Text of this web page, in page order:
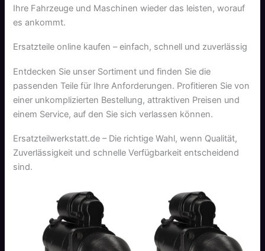
Ihre Fahrzeuge und Maschinen wieder das leisten, worauf
es ankommt.
Ersatzteile online kaufen – einfach, schnell und zuverlässig
Entdecken Sie unser Sortiment und finden Sie die
passenden Teile für Ihre Anforderungen. Profitieren Sie von
einer unkomplizierten Bestellung, attraktiven Preisen und
einem Service, auf den Sie sich verlassen können.
Ersatzteilwerkstatt.de – Die richtige Wahl, wenn Qualität,
Zuverlässigkeit und schnelle Verfügbarkeit entscheidend
sind.